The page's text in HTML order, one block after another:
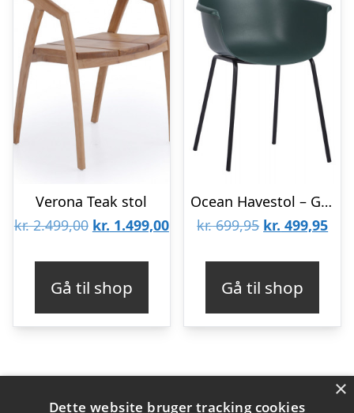
Verona Teak stol
kr.2.499,00 Den
var:
kr. 2.499,00.
kr. 1.499,00Den
kr. 1.499,00.
Gå til shop
Ocean Havestol – Grøn
kr.699,95 Den
var:
kr. 699,95.
kr. 499,95Den
kr.
Gå til shop
Varekategorier
×
Dette website bruger tracking cookies